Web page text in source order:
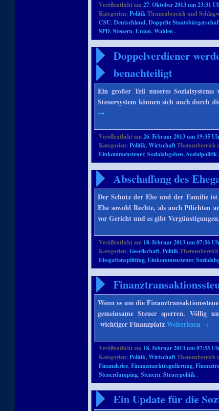
Veröffentlicht am27. Oktober 2013 um 23:31
Kategorien:PolitikThemenbereich und
CSU,Deutschland,Doppelte
SPD,Steuern,Union,Wahlen.
Doppelverdiener
benachteiligt
Ein großer Teil unseres
Steuersystem können sich auch durch
→
Veröffentlicht am26. Februar 2013 um 19:35
Kategorien:Politik,Wirtschaft
Einkommensteuer,Sozialabgaben,Sozialpolitik
Abschaffung des
Der Schutz der Ehe und der Familie
Ehe sowohl Rechte, als auch Pflichten
vor Gericht und es gibt
Veröffentlicht am 18. Februar 2013 um 07:56
Kategorien:Gesellschaft,Politik
Ehegattensplitting,Einkommensteuer,
Wenn es um die
gemeinsame Steuer sperren. Völlig
wichtiger FinanzplatzWeiterlesen →
Veröffentlicht am 18. Februar 2013 um 07:55
Kategorien:Politik,Wirtschaft
Finanzkrise,Finanzmarktregulierung,
Steuerdumping,Steuern,Steuerpolitik.
Ein Update für die